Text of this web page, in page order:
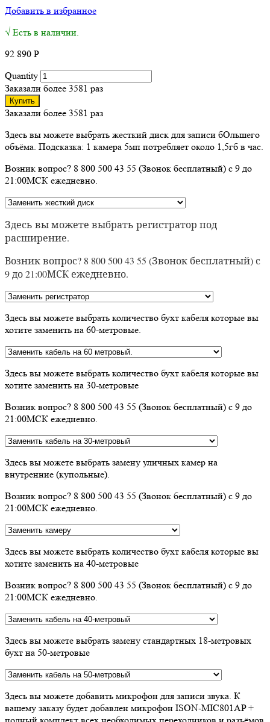
Добавить в избранное
√ Есть в наличии.
92 890 Р
Quantity
Заказали более 3581 раз
Купить
Заказали более 3581 раз
Здесь вы можете выбрать жесткий диск для записи бОльшего
объёма. Подсказка: 1 камера 5мп потребляет около 1,5гб в час.
Возник вопрос? 8 800 500 43 55 (Звонок бесплатный) с 9 до
21:00МСК ежедневно.
Здесь вы можете выбрать регистратор под
расширение.
Возник вопрос? 8 800 500 43 55 (Звонок бесплатный) с
9 до 21:00МСК ежедневно.
Здесь вы можете выбрать количество бухт кабеля которые вы
хотите заменить на 60-метровые.
Здесь вы можете выбрать количество бухт кабеля которые вы
хотите заменить на 30-метровые
Возник вопрос? 8 800 500 43 55 (Звонок бесплатный) с 9 до
21:00МСК ежедневно.
Здесь вы можете выбрать замену уличных камер на
внутренние (купольные).
Возник вопрос? 8 800 500 43 55 (Звонок бесплатный) с 9 до
21:00МСК ежедневно.
Здесь вы можете выбрать количество бухт кабеля которые вы
хотите заменить на 40-метровые
Возник вопрос? 8 800 500 43 55 (Звонок бесплатный) с 9 до
21:00МСК ежедневно.
Здесь вы можете выбрать замену стандартных 18-метровых
бухт на 50-метровые
Здесь вы можете добавить микрофон для записи звука. К
вашему заказу будет добавлен микрофон ISON-MIC801AP +